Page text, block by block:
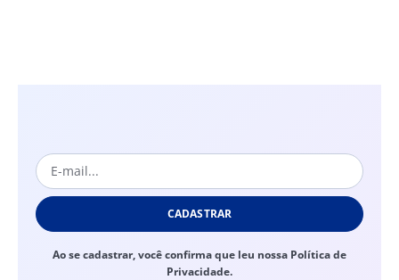
CADASTRAR
Ao se cadastrar, você confirma que leu nossa Política de
Privacidade.